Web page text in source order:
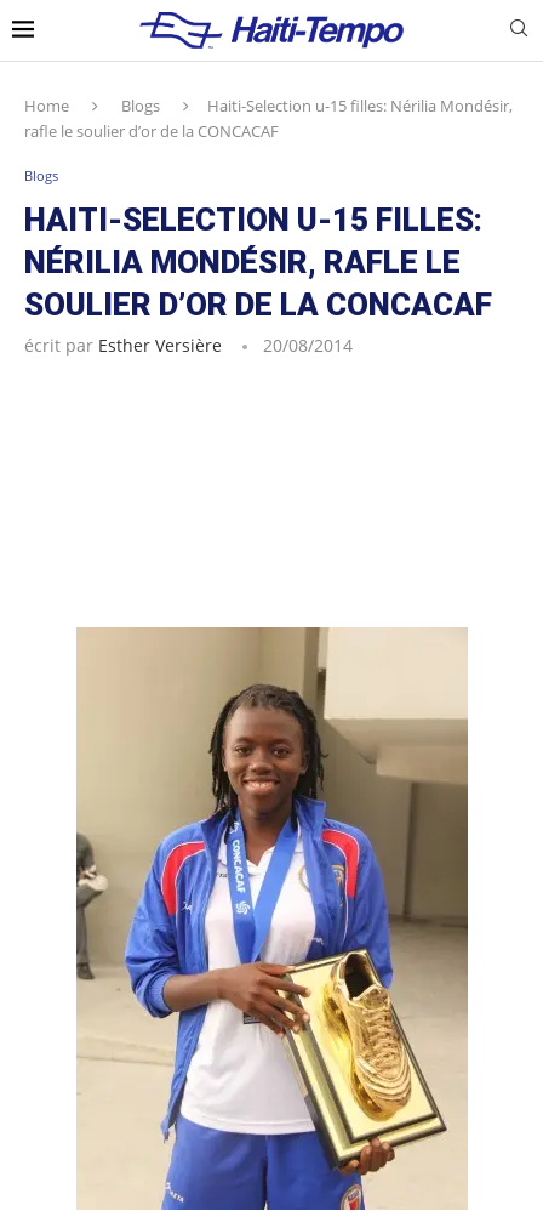
Home Blogs
Haiti-Selection u-15 filles: Nérilia Mondésir,
rafle le soulier d’or de la CONCACAF
Blogs
HAITI-SELECTION U-15 FILLES:
NÉRILIA MONDÉSIR, RAFLE LE
SOULIER D’OR DE LA CONCACAF
écrit par Esther Versière 20/08/2014